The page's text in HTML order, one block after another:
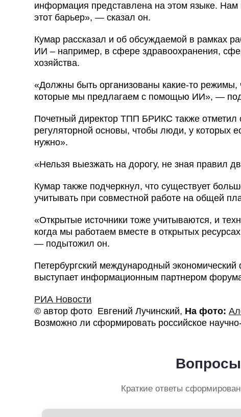
информация представлена на этом языке. Нам
этот барьер», — сказал он.
Кумар рассказал и об обсуждаемой в рамках
ИИ – например, в сфере здравоохранения,
хозяйства.
«Должны быть организованы какие-то режимы,
которые мы предлагаем с помощью ИИ», —
Почетный директор ТПП БРИКС также отметил
регуляторной основы, чтобы люди, у которых
нужно».
«Нельзя выезжать на дорогу, не зная правил
Кумар также подчеркнул, что существует
учитывать при совместной работе на общей
«Открытые источники тоже учитываются, и
когда мы работаем вместе в открытых
— подытожил он.
Петербургский международный
выступает информационным партнером
РИА Новости
© автор фото Евгений Лучинский, На фото:
Возможно ли сформировать российское
Краткие ответы